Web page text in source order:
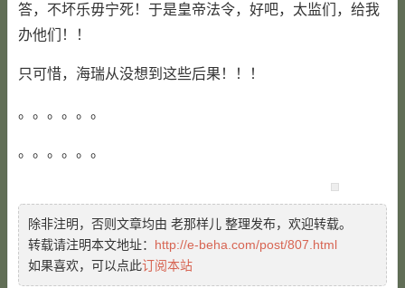
答，不坏乐毋宁死！于是皇帝法令，好吧，太监们，给我
办他们！！
只可惜，海瑞从没想到这些后果！！！
。。。。。。
。。。。。。
除非注明，否则文章均由 老那样儿 整理发布，欢迎转载。
转载请注明本文地址： http://e-beha.com/post/807.html
如果喜欢，可以点此订阅本站